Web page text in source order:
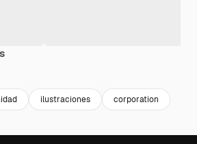
ilustraciones corporation